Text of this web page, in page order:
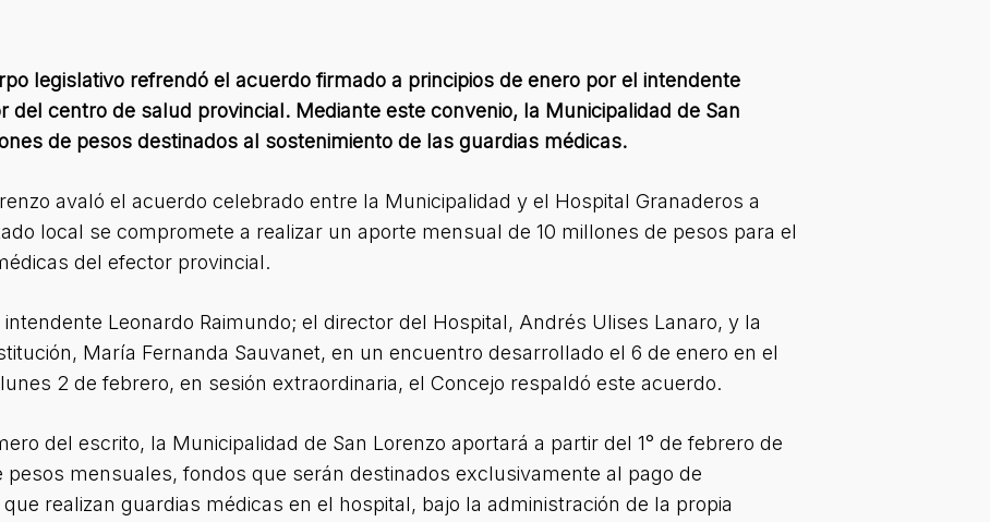
legislativo refrendó el acuerdo firmado a principios de enero por el intendente
del centro de salud provincial. Mediante este convenio, la Municipalidad de San
de pesos destinados al sostenimiento de las guardias médicas.
avaló el acuerdo celebrado entre la Municipalidad y el Hospital Granaderos a
local se compromete a realizar un aporte mensual de 10 millones de pesos para el
del efector provincial.
Leonardo Raimundo; el director del Hospital, Andrés Ulises Lanaro, y la
María Fernanda Sauvanet, en un encuentro desarrollado el 6 de enero en el
2 de febrero, en sesión extraordinaria, el Concejo respaldó este acuerdo.
del escrito, la Municipalidad de San Lorenzo aportará a partir del 1° de febrero de
mensuales, fondos que serán destinados exclusivamente al pago de
realizan guardias médicas en el hospital, bajo la administración de la propia